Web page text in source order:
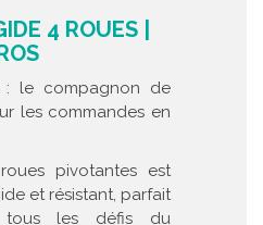
4 ROUES |
: le compagnon de
les commandes en
pivotantes est
et résistant, parfait
tous les défis du